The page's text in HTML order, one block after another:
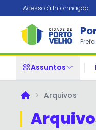
Acesso à Informação
Assuntos
PrincipalArquivos